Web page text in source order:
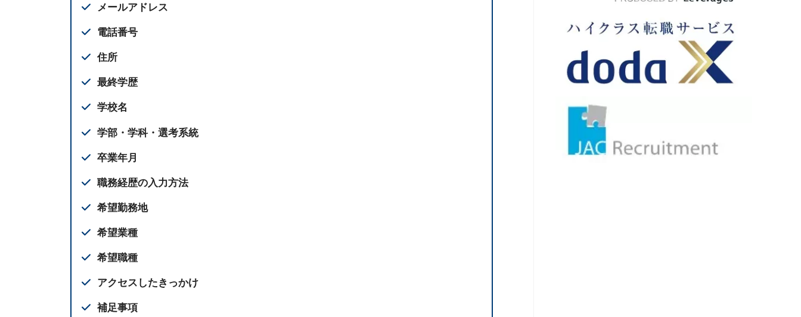
メールアドレス
電話番号
住所
最終学歴
学校名
学部・学科・選考系統
卒業年月
職務経歴の入力方法
希望勤務地
希望業種
希望職種
アクセスしたきっかけ
補足事項